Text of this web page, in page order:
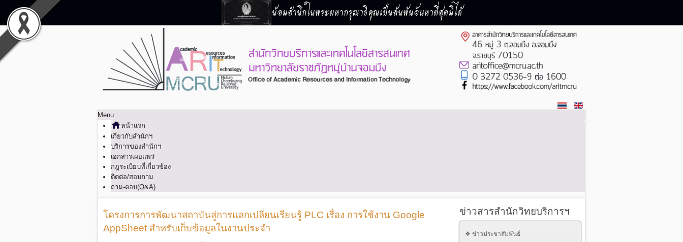
น้อมสำนึกในพระมหากรุณาธิคุณเป็นล้นพ้นอันหาที่สุดมิได้
Menu
หน้าแรก
เกี่ยวกับสำนักฯ
บริการของสำนักฯ
เอกสารเผยแพร่
กฎระเบียบที่เกี่ยวข้อง
ติดต่อ/สอบถาม
ถาม-ตอบ(Q&A)
โครงการการพัฒนาสถาบันสู่การแลกเปลี่ยนเรียนรู้ PLC เรื่อง การใช้งาน Google
AppSheet สำหรับเก็บข้อมูลในงานประจำ
ข่าวสารสำนักวิทยบริการฯ
❖ ข่าวประชาสัมพันธ์